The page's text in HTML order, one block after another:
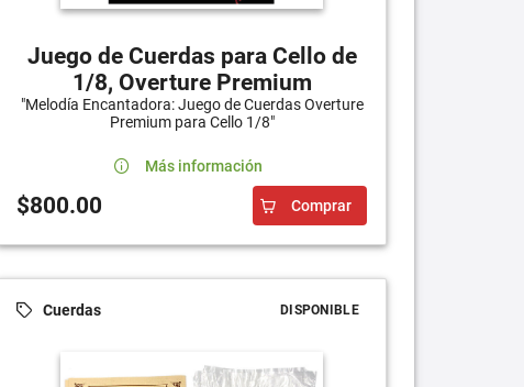
Juego de Cuerdas para Cello de
1/8, Overture Premium
"Melodía Encantadora: Juego de Cuerdas Overture
Premium para Cello 1/8"
Más información
$800.00 Comprar
Cuerdas DISPONIBLE